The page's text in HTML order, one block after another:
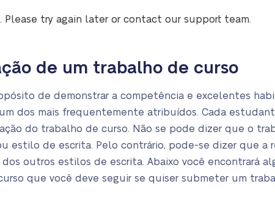
Please try again later or contact our support team.
de um trabalho de curso
de demonstrar a competência e excelentes
dos mais frequentemente atribuídos. Cada
do trabalho de curso. Não se pode dizer que o
estilo de escrita. Pelo contrário, pode-se dizer que a
outros estilos de escrita. Abaixo você encontrará
que você deve seguir se quiser submeter um